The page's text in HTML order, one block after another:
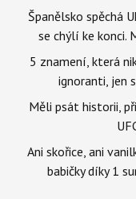
Španělsko spěchá
se chýlí ke konci.
5 znamení, která
ignoranti, jen
Měli psát historii,
Ani skořice, ani
babičky díky 1